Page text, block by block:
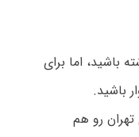
باشید، اما برای
باشید.
تهران رو هم